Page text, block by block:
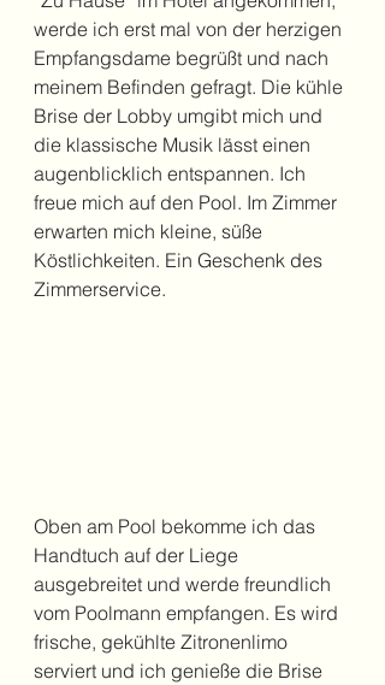
werde ich erst mal von der herzigen
Empfangsdame begrüßt und nach
meinem Befinden gefragt. Die kühle
Brise der Lobby umgibt mich und
die klassische Musik lässt einen
augenblicklich entspannen. Ich
freue mich auf den Pool. Im Zimmer
erwarten mich kleine, süße
Köstlichkeiten. Ein Geschenk des
Zimmerservice.
Oben am Pool bekomme ich das
Handtuch auf der Liege
ausgebreitet und werde freundlich
vom Poolmann empfangen. Es wird
frische, gekühlte Zitronenlimo
serviert und ich genieße die Brise